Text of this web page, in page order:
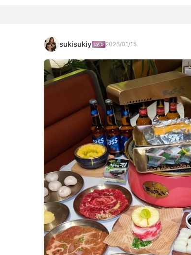
sukisukiy 2026/01/15